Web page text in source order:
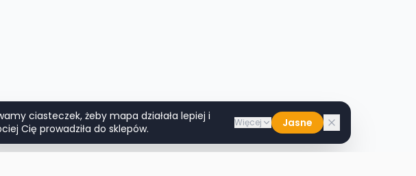
ciasteczek, żeby mapa działała lepiej i
Cię prowadziła do sklepów.
Więcej Jasne